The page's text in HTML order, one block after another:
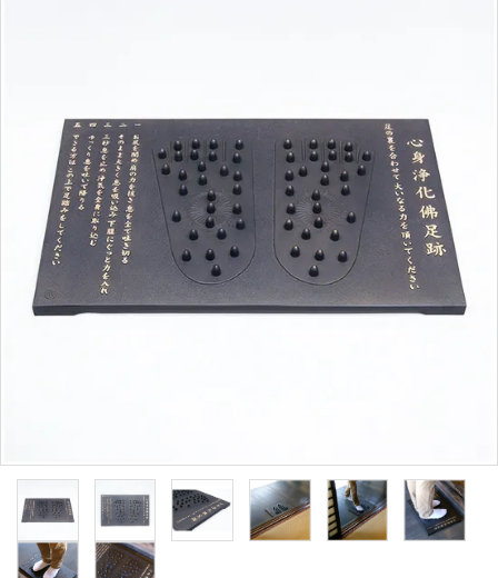
錫杖
鳴り物
印金
鳴り物
家庭用仏具
アウトレット
ご利用ガイド